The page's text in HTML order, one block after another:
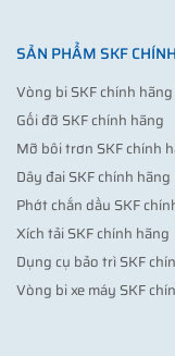
SẢN PHẨM SKF
Vòng bi SKF chính hãng
Gối đỡ SKF chính hãng
Mỡ bôi trơn SKF chính
Dây đai SKF chính hãng
Phớt chắn dầu SKF
Xích tải SKF chính hãng
Dụng cụ bảo trì SKF
Vòng bi xe máy SKF